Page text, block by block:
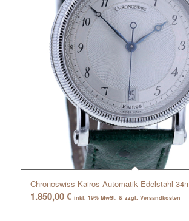
Chronoswiss Kairos Automatik Edelstahl
1.850,00€ inkl. 19% MwSt. & zzgl. Versandkosten